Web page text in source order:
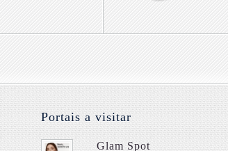
Portais a visitar
Glam Spot